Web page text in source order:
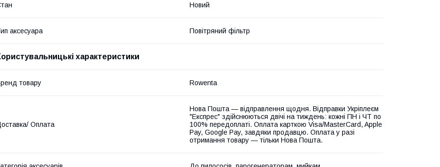
Новий
аксесуара Повітряний фільтр
характеристики
товару Rowenta
Оплата
Нова Пошта — відправлення щодня. Відправки Укріплеєм
"Експрес" здійснюються двічі на тиждень: кожні ПН і ЧТ по
100% передоплаті. Оплата карткою Visa/MasterCard, Apple
Pay, Google Pay, завдяки продавцю. Оплата у разі
отримання товару — тільки Нова Пошта.